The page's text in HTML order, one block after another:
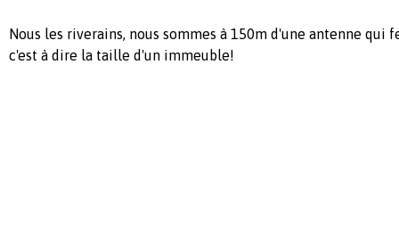
Nous les riverains, nous sommes à 150m d'une antenne qui
c'est à dire la taille d'un immeuble!